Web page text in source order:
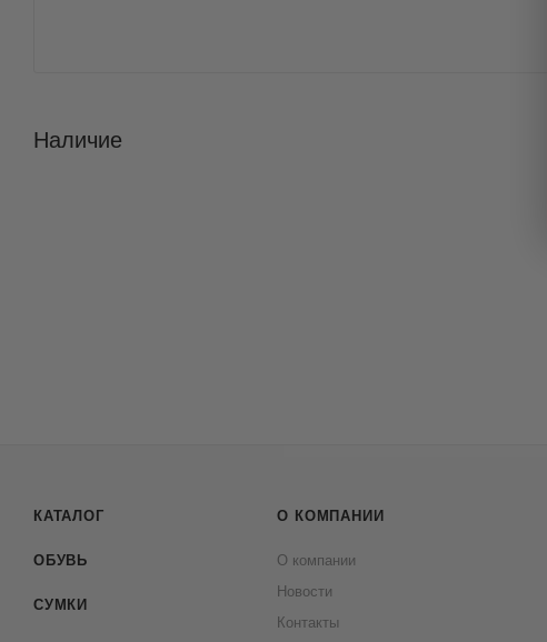
Наличие
КАТАЛОГ
ОБУВЬ
СУМКИ
О КОМПАНИИ
О компании
Новости
Контакты